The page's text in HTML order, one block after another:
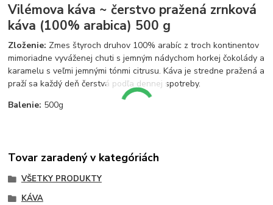
Vilémova káva ~ čerstvo pražená zrnková
káva (100% arabica) 500 g
Zloženie: Zmes štyroch druhov 100% arabíc z troch kontinentov
mimoriadne vyváženej chuti s jemným nádychom horkej čokolády a
karamelu s veľmi jemnými tónmi citrusu. Káva je stredne pražená a
praží sa každý deň čerstvá podľa dennej spotreby.
Balenie: 500g
Tovar zaradený v kategóriách
VŠETKY PRODUKTY
KÁVA